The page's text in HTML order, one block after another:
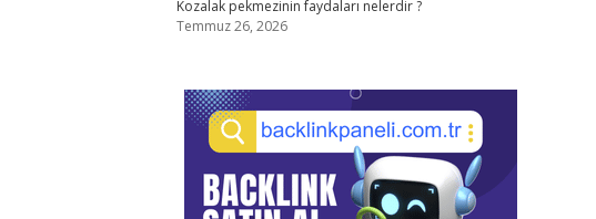
Kozalak pekmezinin faydaları nelerdir ?
Temmuz 26, 2026